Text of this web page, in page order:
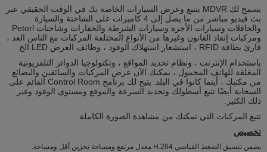
يسمح لك MDVR بتتبع وعرض السيارات الخاصة بك في الوقت الحقيقي عبر
بث فيديو مباشر من ما يصل إلى 4 كاميرات على الشاحنة والسيارة
والحافلات وسيارات الأجرة وسيارات الشرطة والحفارات وشاحنات Petorl
ومركبات إنفاذ القانون وغيرها من الأنواع المختلفة المركبات مع الناس العد ،
قارئ بطاقة RFID ، استشعار استهلاك الوقود ، وظائف العرض LED الخ
باستخدام الإنترنت ، ونظام تحديد المواقع ، وتكنولوجيا الدوائر التلفزيونية
المغلقة للهاتف المحمول ، يمكنك الآن عرض المركبات والسائقين والبضائع
من مكتبك ، أينما كانوا في البلد.
يتيح لك برنامج Control Room القائم على
السحابة أيضًا تتبع أسطولك وتحديد السرعة والموقع ومستوى الوقود وغير
ذلك الكثير.
تتبع المركبات التي تمكنك من مشاهدة الصورة الكاملة.
تخصيص
يضمن تنسيق الضغط القياسي H.264 معدل مرتفع ومساحة تخزين أقل ومساحة.